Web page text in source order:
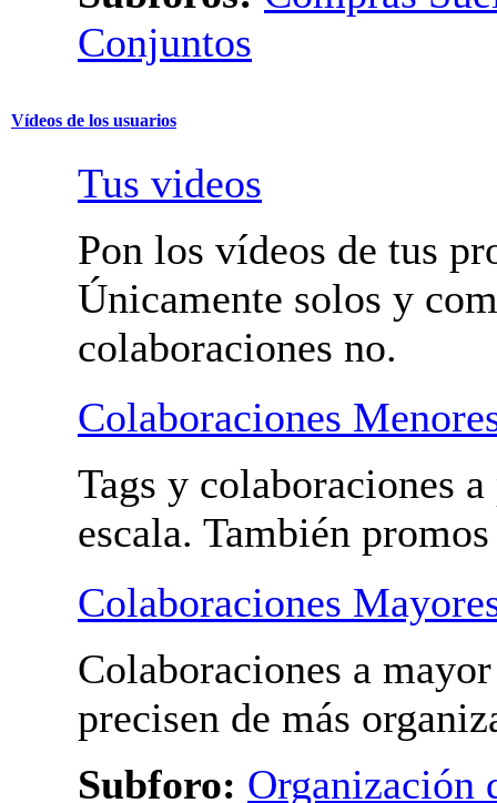
intercambiar bolis.
threads en el foro
Subforos:
Pedidos Conjuntos
Vídeos de los usuarios
Tus videos
Pon los vídeos de tus
Únicamente solos y
colaboraciones no.
Colaboraciones
Tags y colaboraciones a
escala. También
Colaboraciones